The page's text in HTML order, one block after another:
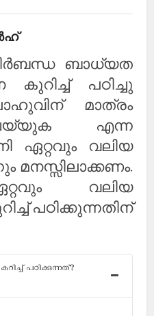
ബാധ്യത
കുറിച്ച് പഠിച്ചു
മാത്രം
എന്ന
ഏറ്റവും വലിയ
മനസ്സിലാക്കണം.
വലിയ
പഠിക്കുന്നതിന്
പഠിക്കുന്നത്?